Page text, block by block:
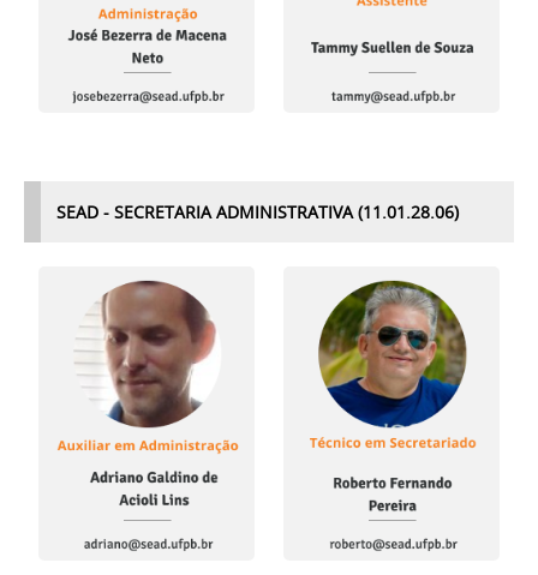
SEAD - SECRETARIA ADMINISTRATIVA (11.01.28.06)